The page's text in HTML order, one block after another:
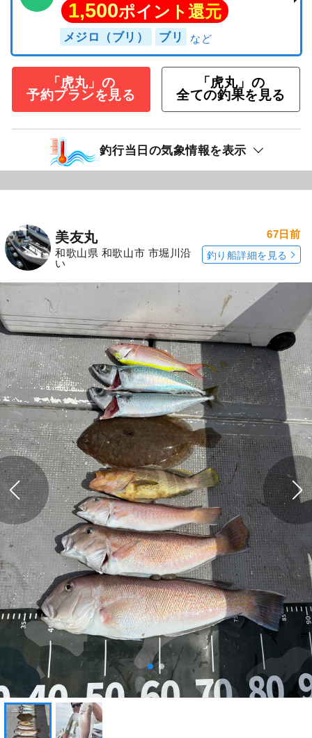
1,500ポイント還元
メジロ（ブリ） ブリ
「虎丸」の
予約プランを見る
「虎丸」の
全ての釣果を見る
釣行当日の気象情報を表示
美友丸
和歌山県 和歌山市 市堀川沿
い
67日前
釣り船詳細を見る